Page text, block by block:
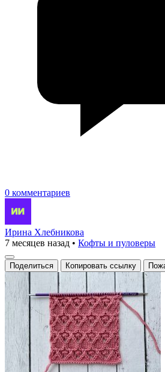
0 комментариев
Ирина Хлебникова
7 месяцев назад • Кофты и пуловеры
Поделиться Копировать ссылку